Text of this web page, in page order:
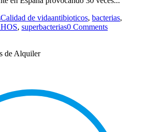
Calidad de vidaantibioticos, bacterias,
, superbacterias0 Comments
de Alquiler